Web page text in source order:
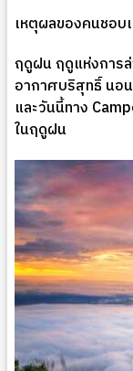
เหตุผลของคนชอบ
ฤดูฝน ฤดูแห่งการ
อากาศบริสุทธิ์ นอ
และวันนี้ทาง
ในฤดูฝน